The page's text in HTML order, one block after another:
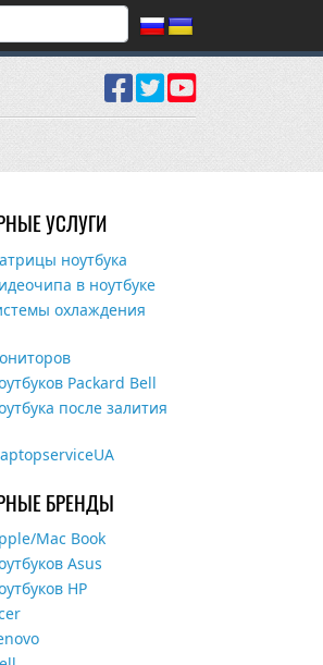
УСЛУГИ
ноутбука
в ноутбуке
Packard Bell
после залития
БРЕНДЫ
Mac Book
Asus
HP